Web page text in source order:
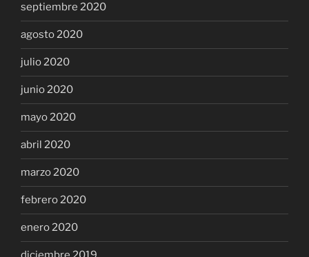
septiembre 2020
agosto 2020
julio 2020
junio 2020
mayo 2020
abril 2020
marzo 2020
febrero 2020
enero 2020